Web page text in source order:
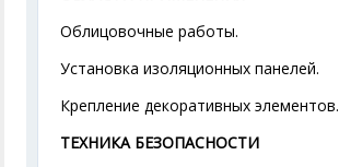
Облицовочные работы.
Установка изоляционных панелей.
Крепление декоративных элементов.
ТЕХНИКА БЕЗОПАСНОСТИ